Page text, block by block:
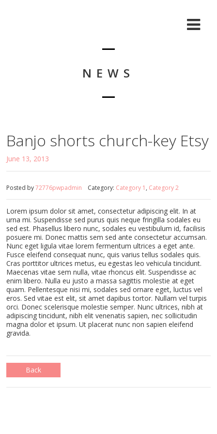
NEWS
Banjo shorts church-key Etsy
June 13, 2013
Posted by72776pwpadmin Category: Category 1 , Category 2
Lorem ipsum dolor sit amet, consectetur adipiscing elit. In at
urna mi. Suspendisse sed purus quis neque fringilla sodales eu
sed est. Phasellus libero nunc, sodales eu vestibulum id, facilisis
posuere mi. Donec mattis sem sed ante consectetur accumsan.
Nunc eget ligula vitae lorem fermentum ultrices a eget ante.
Fusce eleifend consequat nunc, quis varius tellus sodales quis.
Cras porttitor ultrices metus, eu egestas leo vehicula tincidunt.
Maecenas vitae sem nulla, vitae rhoncus elit. Suspendisse ac
enim libero. Nulla eu justo a massa sagittis molestie at eget
quam. Pellentesque nisi mi, sodales sed ornare eget, luctus vel
eros. Sed vitae est elit, sit amet dapibus tortor. Nullam vel turpis
orci. Donec scelerisque molestie semper. Nunc ultrices, nibh at
adipiscing tincidunt, nibh elit venenatis sapien, nec sollicitudin
magna dolor et ipsum. Ut placerat nunc non sapien eleifend
gravida.
Back